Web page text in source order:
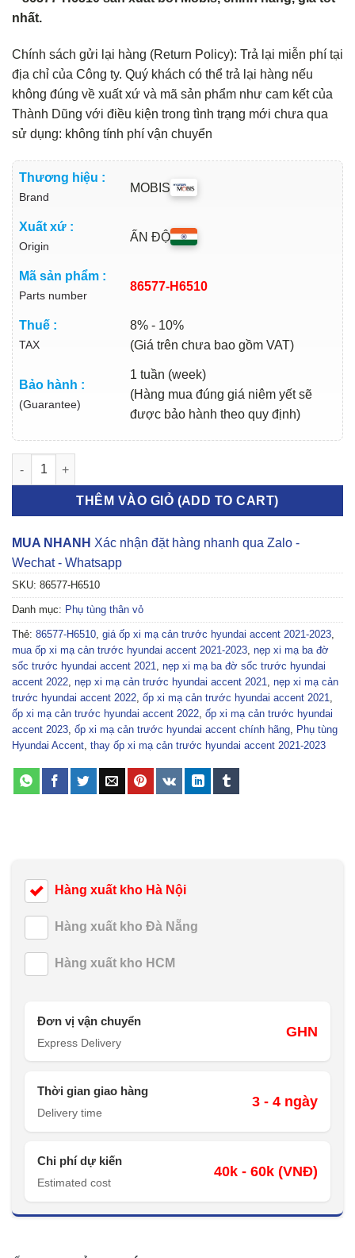
nhất.
Chính sách gửi lại hàng (Return Policy): Trả lại miễn phí tại
địa chỉ của Công ty. Quý khách có thể trả lại hàng nếu
không đúng về xuất xứ và mã sản phẩm như cam kết của
Thành Dũng với điều kiện trong tình trạng mới chưa qua
sử dụng: không tính phí vận chuyển
Thương hiệu :
Brand
MOBIS
Xuất xứ :
Origin
ẤN ĐỘ
Mã sản phẩm :
Parts number
86577-H6510
Thuế :
TAX
8% - 10%
(Giá trên chưa bao gồm VAT)
Bảo hành :
(Guarantee)
1 tuần (week)
(Hàng mua đúng giá niêm yết sẽ
được bảo hành theo quy định)
ỐP XI MẠ CẢN TRƯỚC HYUNDAI ACCENT 2021-2023 số lượng
THÊM VÀO GIỎ (ADD TO CART)
MUA NHANH Xác nhận đặt hàng nhanh qua Zalo -
Wechat - Whatsapp
SKU: 86577-H6510
Danh mục: Phụ tùng thân vỏ
Thẻ: 86577-H6510 giá ốp xi mạ cản trước hyundai accent 2021-2023
mua ốp xi mạ cản trước hyundai accent 2021-2023 nẹp xi mạ ba đờ
sốc trước hyundai accent 2021
nẹp xi mạ ba đờ sốc trước hyundai
accent 2022 nẹp xi mạ cản trước hyundai accent 2021
nẹp xi mạ cản
trước hyundai accent 2022 ốp xi mạ cản trước hyundai accent 2021
ốp xi mạ cản trước hyundai accent 2022 ốp xi mạ cản trước hyundai
accent 2023 ốp xi mạ cản trước hyundai accent chính hãng
Phụ tùng
Hyundai Accent thay ốp xi mạ cản trước hyundai accent 2021-2023
Hàng xuất kho Hà Nội
Hàng xuất kho Đà Nẵng
Hàng xuất kho HCM
Đơn vị vận chuyển
Express Delivery
GHN
Thời gian giao hàng
Delivery time
3 - 4 ngày
Chi phí dự kiến
Estimated cost
40k - 60k (VNĐ)